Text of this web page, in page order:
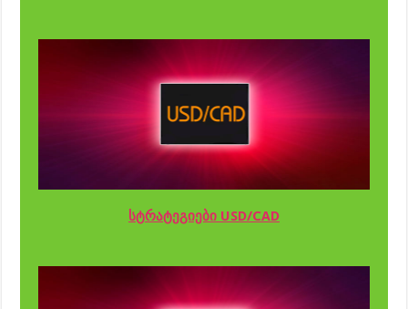
სტრატეგიები USD/CAD